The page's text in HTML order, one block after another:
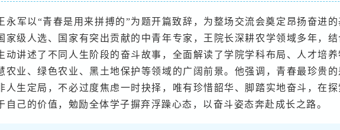
永军以“青春是用来拼搏的”为题开篇致辞，为整场交流会奠定昂扬奋进
家级人选、国家有突出贡献的中青年专家，王院长深耕农学领域多年，
动讲述了不同人生阶段的奋斗故事，全面解读了学院学科布局、人才培
农业、绿色农业、黑土地保护等领域的广阔前景。他强调，青春最珍贵
人生定局，不必过度焦虑一时抉择，唯有珍惜韶华、脚踏实地奋斗，在
自己的价值，勉励全体学子摒弃浮躁心态，以奋斗姿态奔赴成长之路。